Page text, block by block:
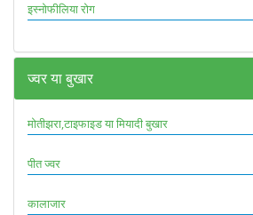
इस्नोफीलिया रोग
ज्वर या बुखार
मोतीझरा,टाइफाइड या मियादी बुखार
पीत ज्वर
कालाजार